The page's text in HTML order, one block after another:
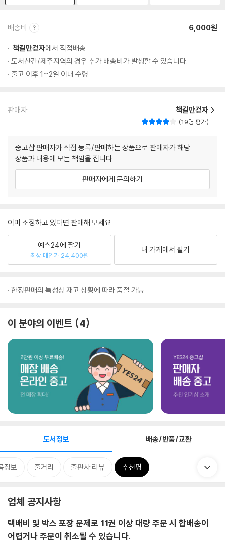
배송비 6,000원
책길만걷자에서 직접배송
도서산간/제주지역의 경우 추가 배송비가 발생할 수 있습니다.
출고 이후 1~2일 이내 수령
판매자 책길만걷자
19명 평가
중고샵 판매자가 직접 등록/판매하는 상품으로 판매자가 해당
상품과 내용에 모든 책임을 집니다.
판매자에게 문의하기
이미 소장하고 있다면 판매해 보세요.
예스24에 팔기
최상 매입가 24,400원
내 가게에서 팔기
한정판매의 특성상 재고 상황에 따라 품절 가능
이 분야의 이벤트 4
도서정보 배송/반품/교환
정보 줄거리 출판사 리뷰 추천평
업체 공지사항
택배비 및 박스 포장 문제로 11권 이상 대량 주문 시 합배송이
어렵거나 주문이 취소될 수 있습니다.